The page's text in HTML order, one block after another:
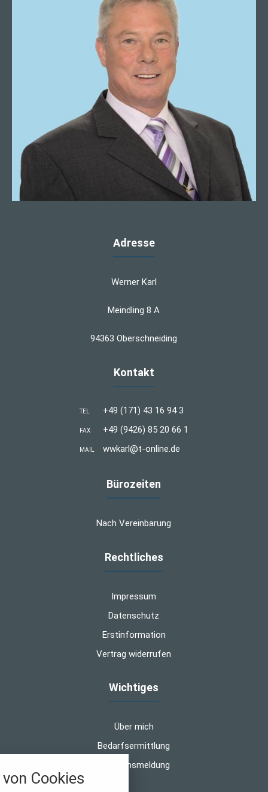
Adresse
Werner Karl
Meindling 8 A
94363 Oberschneiding
Kontakt
TEL +49 (171) 43 16 94 3
FAX +49 (9426) 85 20 66 1
MAIL wwkarl@t-online.de
Bürozeiten
Nach Vereinbarung
Rechtliches
Impressum
Datenschutz
Erstinformation
Vertrag widerrufen
Wichtiges
Über mich
Bedarfsermittlung
Schadensmeldung
Cookies